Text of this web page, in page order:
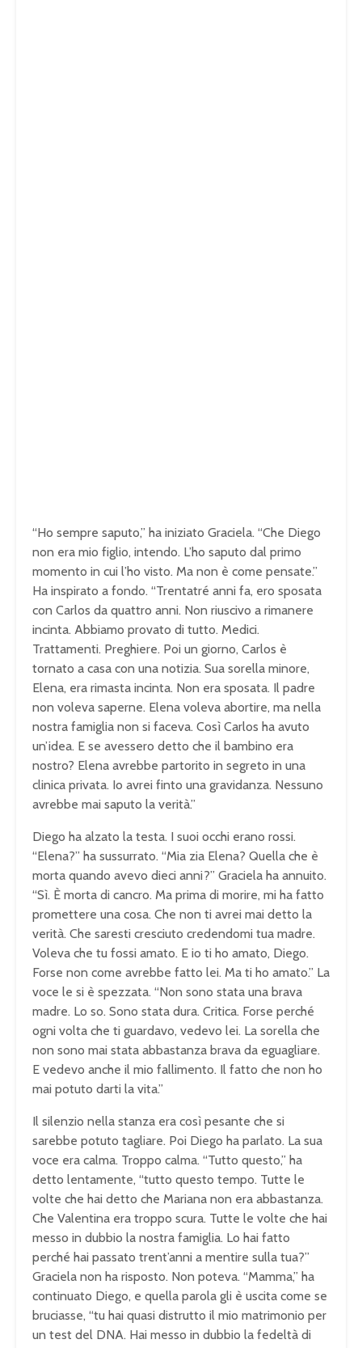
“Ho sempre saputo,” ha iniziato Graciela. “Che Diego
non era mio figlio, intendo. L’ho saputo dal primo
momento in cui l’ho visto. Ma non è come pensate.”
Ha inspirato a fondo. “Trentatré anni fa, ero sposata
con Carlos da quattro anni. Non riuscivo a rimanere
incinta. Abbiamo provato di tutto. Medici.
Trattamenti. Preghiere. Poi un giorno, Carlos è
tornato a casa con una notizia. Sua sorella minore,
Elena, era rimasta incinta. Non era sposata. Il padre
non voleva saperne. Elena voleva abortire, ma nella
nostra famiglia non si faceva. Così Carlos ha avuto
un’idea. E se avessero detto che il bambino era
nostro? Elena avrebbe partorito in segreto in una
clinica privata. Io avrei finto una gravidanza. Nessuno
avrebbe mai saputo la verità.”
Diego ha alzato la testa. I suoi occhi erano rossi.
“Elena?” ha sussurrato. “Mia zia Elena? Quella che è
morta quando avevo dieci anni?” Graciela ha annuito.
“Sì. È morta di cancro. Ma prima di morire, mi ha fatto
promettere una cosa. Che non ti avrei mai detto la
verità. Che saresti cresciuto credendomi tua madre.
Voleva che tu fossi amato. E io ti ho amato, Diego.
Forse non come avrebbe fatto lei. Ma ti ho amato.” La
voce le si è spezzata. “Non sono stata una brava
madre. Lo so. Sono stata dura. Critica. Forse perché
ogni volta che ti guardavo, vedevo lei. La sorella che
non sono mai stata abbastanza brava da eguagliare.
E vedevo anche il mio fallimento. Il fatto che non ho
mai potuto darti la vita.”
Il silenzio nella stanza era così pesante che si
sarebbe potuto tagliare. Poi Diego ha parlato. La sua
voce era calma. Troppo calma. “Tutto questo,” ha
detto lentamente, “tutto questo tempo. Tutte le
volte che hai detto che Mariana non era abbastanza.
Che Valentina era troppo scura. Tutte le volte che hai
messo in dubbio la nostra famiglia. Lo hai fatto
perché hai passato trent’anni a mentire sulla tua?”
Graciela non ha risposto. Non poteva. “Mamma,” ha
continuato Diego, e quella parola gli è uscita come se
bruciasse, “tu hai quasi distrutto il mio matrimonio per
un test del DNA. Hai messo in dubbio la fedeltà di